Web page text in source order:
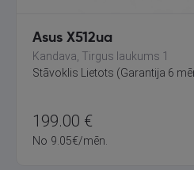
Asus X512ua
Kandava, Tirgus laukums 1
Stāvoklis Lietots (Garantija 6
199.00 €
No 9.05€/mēn.